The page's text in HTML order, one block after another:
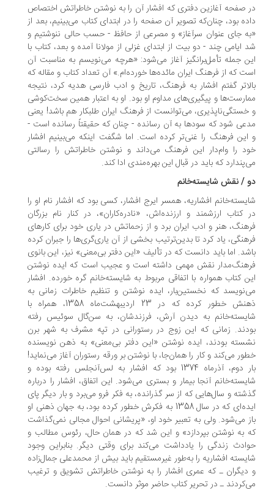
صفحه آغازین دفتری که افشار آن را به نوشتن خاطراتش اختصاص
بود، چنان‌که تصویر آن صفحه را در ابتدای کتاب می‌بینیم، بعد از
جای عنوان سرآغاز» و مصرعی از حافظ - حسب حالی ننوشتیم و
ایامی چند - دو بیت از ابتدای غزلی از مولانا آمده و بعد، کتاب با
جمله تأمل‌برانگیز آغاز می‌شود: «هرچه می‌نویسم به‌ مناسبت آن
که از فرهنگ ایران مائده‌ها خورده‌ام.» آن تعداد کتاب و مقاله که
گفتم افشار به فرهنگ، تاریخ و ادب فارسی هدیه کرد، نتیجه
و پیگیری‌های مداوم او بود. او به اعتبار همین سخت‌کوشی
می‌توانست از فرهنگ ایران طلبکار هم باشد! یعنی
شود که سودها به آن رسانده - چنان که حقیقتاً رسانده است -
فرهنگ را غنی‌تر کرده است. اما شگفت اینکه می‌بینیم افشار
را وام‌دار این فرهنگ می‌داند و نوشتن خاطراتش را رسالتی
که باید در قبال این بهره‌مندی ادا کند.
/ نقش شایسته‌خانم
افشاریه، همسر ایرج افشار، کسی بود که افشار نام او را
کتاب ارزشمند و ارزنده‌اش، «نادره‌کاران»، در کنار نام بزرگان
هنر و ادب ایران برد و از زحماتش در یاری خود برای کارهای
یاد کرد تا بدین‌ترتیب بخشی از آن یاری‌گری‌ها را جبران کرده
اما باید دانست که در تألیف «این دفتر بی‌معنی» نیز، این بانوی
نقش مهمی داشته است و عجیب است که ایده نوشتن
کتاب همواره با اتفاقی مربوط به شایسته‌خانم گره خورده. افشار
که نخستین‌بار، ایده نوشتن و تنظیم خاطرات زمانی به
ذهنش خطور کرده که در 23 اردیبهشت‌ماه 1358، همراه با
به دیدن آرش، فرزندشان، به سن‌گال سوئیس رفته
زمانی که این زوج در رستورانی در تپه مشرف به شهر برن
بودند، ایده نوشتن «این دفتر بی‌معنی» به ذهن نویسنده
می‌کند و کار را همان‌جا، با نوشتن بر ورقه رستوران آغاز می‌نماید!
بار دوم، آذرماه 1374 بود که افشار به لس‌آنجلس رفته بوده و
آنجا بیمار و بستری می‌شود. این اتفاق، افشار را درباره
و سال‌هایی که از سر گذرانده، به فکر فرو می‌برد و بار دیگر پای
ایده‌ای که در سال 1358 به فکرش خطور کرده بود، به جهان ذهنی او
می‌شود. ولی به تعبیر خود او، «پریشانی احوال مجالی نمی‌گذاشت
به نوشتن بپردازد» و این شد که در همان حال، رئوس مطالب و
زندگی را یادداشت می‌کند برای وقتی دیگر. بنابراین وجود
افشاریه را به‌طور غیرمستقیم باید بیش از محمدعلی جمال‌زاده
ـ که عمری افشار را به نوشتن خاطراتش تشویق و ترغیب
ـ در تحریر کتاب حاضر موثر دانست.